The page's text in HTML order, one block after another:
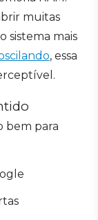
muitas
sistema mais
, essa
bem para